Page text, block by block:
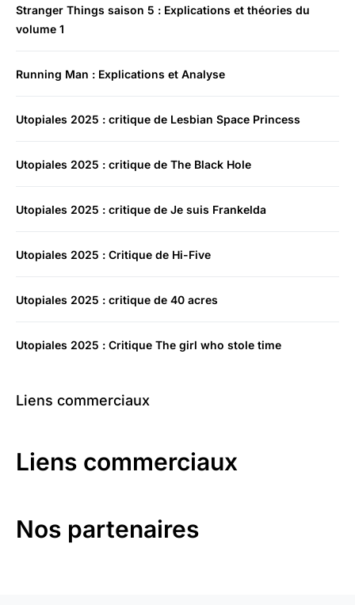
Stranger Things saison 5 : Explications et théories du
volume 1
Running Man : Explications et Analyse
Utopiales 2025 : critique de Lesbian Space Princess
Utopiales 2025 : critique de The Black Hole
Utopiales 2025 : critique de Je suis Frankelda
Utopiales 2025 : Critique de Hi-Five
Utopiales 2025 : critique de 40 acres
Utopiales 2025 : Critique The girl who stole time
Liens commerciaux
Liens commerciaux
Nos partenaires